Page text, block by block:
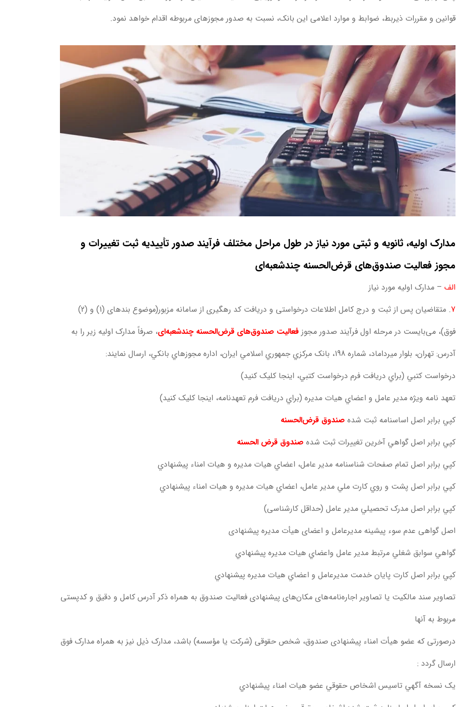
قوانین و مقررات ذیربط، ضوابط و موارد اعلامی این بانک، نسبت به صدور مجوزهای مربوطه اقدام خواهد نمود.
مدارک اولیه، ثانویه و ثبتی مورد نیاز در طول مراحل مختلف فرآیند صدور تأییدیه ثبت تغییرات و
مجوز فعالیت صندوق‌های قرض‌الحسنه چندشعبه‌ای
الف – مدارک اولیه مورد نیاز
7
. متقاضیان پس از ثبت و درج کامل اطلاعات درخواستی و دریافت کد رهگیری از سامانه مزبور(موضوع بندهای (1) و (2)
فوق)، می‌بایست در مرحله اول فرآیند صدور مجوز فعالیت صندوق‌های قرض‌الحسنه چند‌شعبه‌ای، صرفاً مدارک اولیه زير را به
آدرس: تهران، بلوار ميرداماد، شماره 198، بانک مرکزي جمهوري اسلامي ايران، اداره مجوزهاي بانکي، ارسال نمايند:
درخواست کتبي (براي دريافت فرم درخواست کتبي، اینجا کليک کنيد)
تعهد نامه ويژه مدير عامل و اعضاي هيات مديره (براي دريافت فرم تعهدنامه، اینجا کليک کنيد)
کپي برابر اصل اساسنامه ثبت شده صندوق قرض‌الحسنه
کپي برابر اصل گواهي آخرين تغييرات ثبت شده صندوق قرض الحسنه
کپي برابر اصل تمام صفحات شناسنامه مدير عامل، اعضاي هيات مديره و هيات امناء پيشنهادي
کپي برابر اصل پشت و روي کارت ملي مدير عامل، اعضاي هيات مديره و هيات امناء پيشنهادي
کپي برابر اصل مدرک تحصيلي مدير عامل (حداقل کارشناسی)
اصل گواهی عدم سوء پیشینه مدیرعامل و اعضای هیأت مدیره پیشنهادی
گواهي سوابق شغلي مرتبط مدير عامل واعضاي هيات مديره پيشنهادي
کپي برابر اصل کارت پايان خدمت مديرعامل و اعضاي هيات مديره پيشنهادي
تصاویر سند مالکیت یا تصاویر اجار‌ه‌نامه‌های مکان‌های پیشنهادی فعالیت صندوق به همراه ذکر آدرس کامل و دقیق و کدپستی
مربوط به آنها
درصورتی که عضو هیأت امناء پیشنهادی صندوق، شخص حقوقی (شرکت یا مؤسسه) باشد، مدارک ذیل نیز به همراه مدارک فوق
ارسال گردد :
يک نسخه آگهي تاسيس اشخاص حقوقي عضو هيات امناء پيشنهادي